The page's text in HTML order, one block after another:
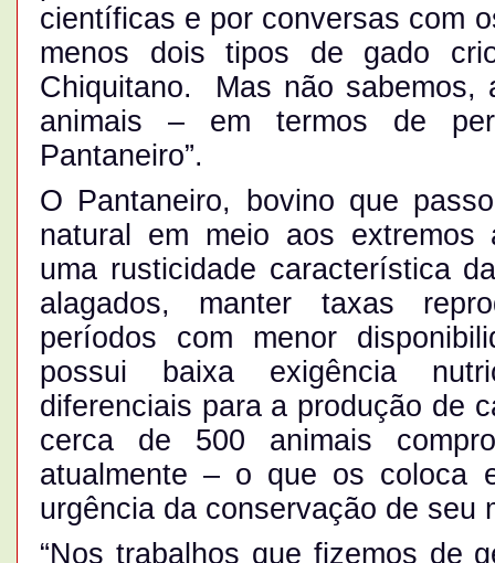
científicas e por conversas com
menos dois tipos de gado
Chiquitano. Mas não sabemos,
animais – em termos de
Pantaneiro”.
O Pantaneiro, bovino que
natural em meio aos extremos
uma rusticidade característica
alagados, manter taxas
períodos com menor
possui baixa exigência
diferenciais para a produção de
cerca de 500 animais
atualmente – o que os coloca
urgência da conservação de seu
“Nos trabalhos que fizemos de